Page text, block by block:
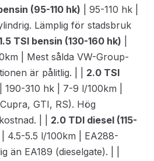
(95-110 hk) | 95-110 hk |
Lämplig för stadsbruk
TSI bensin (130-160 hk)
| Mest sålda VW-Group-
är pålitlig. | | 2.0 TSI
| 190-310 hk | 7-9 l/100km |
GTI, RS). Hög
| | 2.0 TDI diesel (115-
| 4.5-5.5 l/100km | EA288-
än EA189 (dieselgate). | |